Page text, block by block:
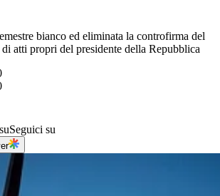
bianco ed eliminata la controfirma del
atti propri del presidente della Repubblica
suSeguici su